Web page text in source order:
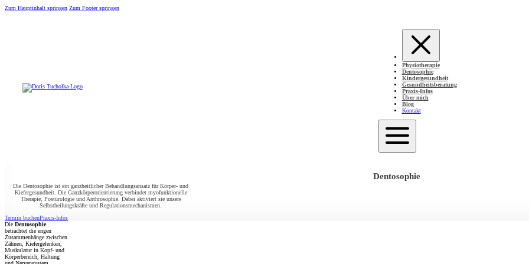
Zum Hauptinhalt springen Zum Footer springen
Physiotherapie
Dentosophie
Kindergesundheit
Gesundheitsberatung
Praxis-Infos
Über mich
Blog
Kontakt
Dentosophie
Die Dentosophie ist ein ganzheitlicher Behandlungsansatz für Körper- und
Kiefergesundheit. Die Ganzkörperorientierung verbindet myofunktionelle
Therapie, Posturologie und Anthrosophie. Dabei aktiviert sie unsere
Selbstheilungskräfte und Regulationsmechanismen.
Termin buchenPraxis-Infos
Die Dentosophie
betrachtet die engen
Zusammenhänge zwischen
Zähnen, Kiefergelenken,
Muskulatur in Kopf- und
Körperbereich, Haltung